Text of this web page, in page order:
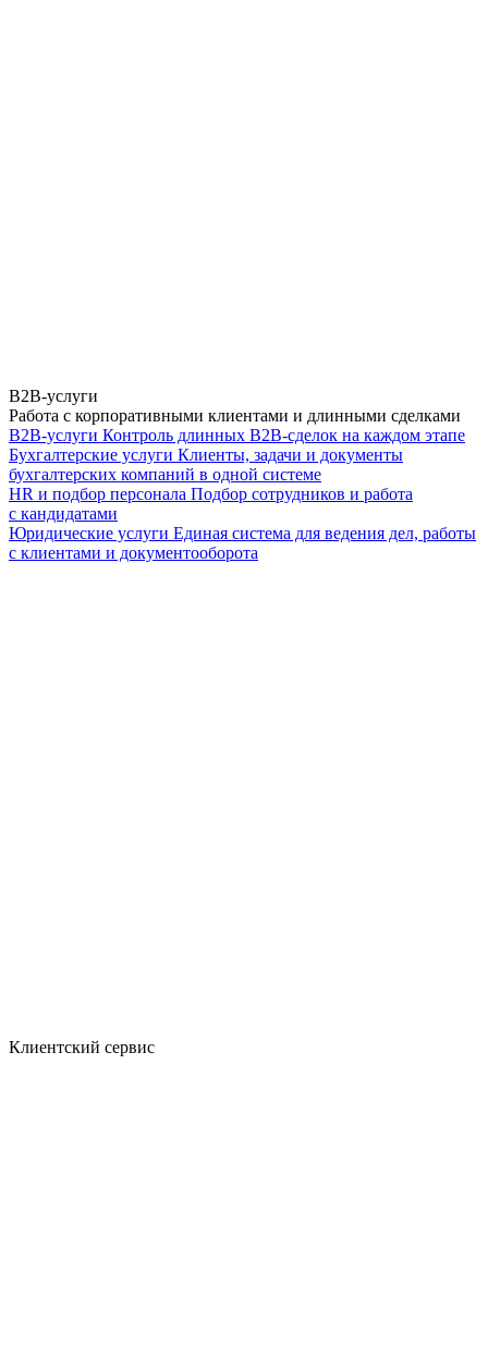
B2B-услуги
Работа с корпоративными клиентами и длинными сделками
B2B-услуги Контроль длинных B2B-сделок на каждом этапе
Бухгалтерские услуги Клиенты, задачи и документы
бухгалтерских компаний в одной системе
HR и подбор персонала Подбор сотрудников и работа
с кандидатами
Юридические услуги Единая система для ведения дел, работы
с клиентами и документооборота
Клиентский сервис